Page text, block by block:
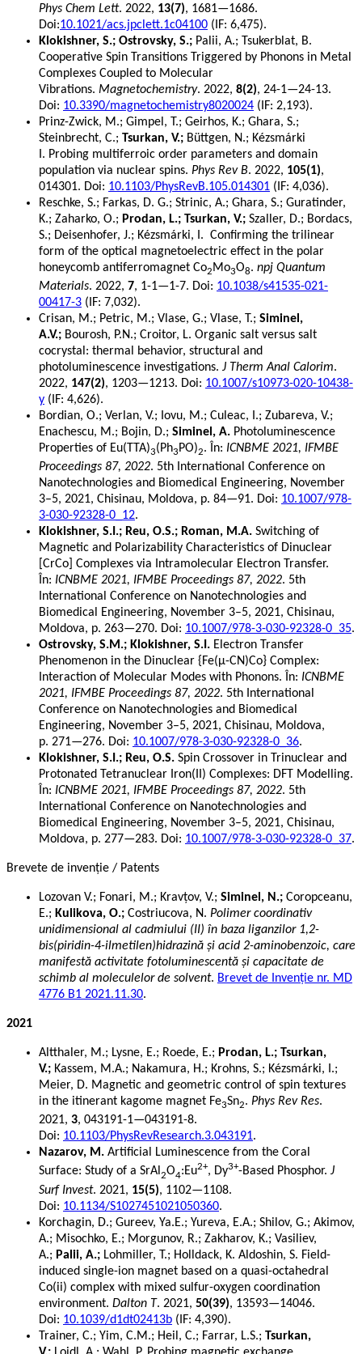
Phys Chem Lett. 2022, 13(7), 1681—1686.
Doi:10.1021/acs.jpclett.1c04100 (IF: 6,475).
Klokishner, S.; Ostrovsky, S.; Palii, A.; Tsukerblat, B.
Cooperative Spin Transitions Triggered by Phonons in Metal
Complexes Coupled to Molecular
Vibrations. Magnetochemistry. 2022, 8(2), 24-1—24-13.
Doi: 10.3390/magnetochemistry8020024 (IF: 2,193).
Prinz-Zwick, M.; Gimpel, T.; Geirhos, K.; Ghara, S.;
Steinbrecht, C.; Tsurkan, V.; Büttgen, N.; Kézsmárki
I. Probing multiferroic order parameters and domain
population via nuclear spins. Phys Rev B. 2022, 105(1),
014301. Doi: 10.1103/PhysRevB.105.014301 (IF: 4,036).
Reschke, S.; Farkas, D. G.; Strinic, A.; Ghara, S.; Guratinder,
K.; Zaharko, O.; Prodan, L.; Tsurkan, V.; Szaller, D.; Bordacs,
S.; Deisenhofer, J.; Kézsmárki, I. Confirming the trilinear
form of the optical magnetoelectric effect in the polar
honeycomb antiferromagnet Co2 Mo3O8. npj Quantum
Materials. 2022, 7, 1-1—1-7. Doi: 10.1038/s41535-021-
00417-3 (IF: 7,032).
Crisan, M.; Petric, M.; Vlase, G.; Vlase, T.; Siminel,
A.V.; Bourosh, P.N.; Croitor, L. Organic salt versus salt
cocrystal: thermal behavior, structural and
photoluminescence investigations. J Therm Anal Calorim.
2022, 147(2), 1203—1213. Doi: 10.1007/s10973-020-10438-
y (IF: 4,626).
Bordian, O.; Verlan, V.; Iovu, M.; Culeac, I.; Zubareva, V.;
Enachescu, M.; Bojin, D.; Siminel, A. Photoluminescence
Properties of Eu(TTA)3(Ph3 PO)2. În: ICNBME 2021, IFMBE
Proceedings 87, 2022. 5th International Conference on
Nanotechnologies and Biomedical Engineering, November
3–5, 2021, Chisinau, Moldova, p. 84—91. Doi: 10.1007/978-
3-030-92328-0_12.
Klokishner, S.I.; Reu, O.S.; Roman, M.A. Switching of
Magnetic and Polarizability Characteristics of Dinuclear
[CrCo] Complexes via Intramolecular Electron Transfer.
În: ICNBME 2021, IFMBE Proceedings 87, 2022. 5th
International Conference on Nanotechnologies and
Biomedical Engineering, November 3–5, 2021, Chisinau,
Moldova, p. 263—270. Doi: 10.1007/978-3-030-92328-0_35.
Ostrovsky, S.M.; Klokishner, S.I. Electron Transfer
Phenomenon in the Dinuclear {Fe(μ-CN)Co} Complex:
Interaction of Molecular Modes with Phonons. În: ICNBME
2021, IFMBE Proceedings 87, 2022. 5th International
Conference on Nanotechnologies and Biomedical
Engineering, November 3–5, 2021, Chisinau, Moldova,
p. 271—276. Doi: 10.1007/978-3-030-92328-0_36.
Klokishner, S.I.; Reu, O.S. Spin Crossover in Trinuclear and
Protonated Tetranuclear Iron(II) Complexes: DFT Modelling.
În: ICNBME 2021, IFMBE Proceedings 87, 2022. 5th
International Conference on Nanotechnologies and
Biomedical Engineering, November 3–5, 2021, Chisinau,
Moldova, p. 277—283. Doi: 10.1007/978-3-030-92328-0_37.
Brevete de invenție / Patents
Lozovan V.; Fonari, M.; Kravţov, V.; Siminel, N.; Coropceanu,
E.; Kulikova, O.; Costriucova, N. Polimer coordinativ
unidimensional al cadmiului (II) în baza liganzilor 1,2-
bis(piridin-4-ilmetilen)hidrazină şi acid 2-aminobenzoic, care
manifestă activitate fotoluminescentă şi capacitate de
schimb al moleculelor de solvent. Brevet de Invenție nr. MD
4776 B1 2021.11.30.
2021
Altthaler, M.; Lysne, E.; Roede, E.; Prodan, L.; Tsurkan,
V.; Kassem, M.A.; Nakamura, H.; Krohns, S.; Kézsmárki, I.;
Meier, D. Magnetic and geometric control of spin textures
in the itinerant kagome magnet Fe3Sn2. Phys Rev Res.
2021, 3, 043191-1—043191-8.
Doi: 10.1103/PhysRevResearch.3.043191.
Nazarov, M. Artificial Luminescence from the Coral
Surface: Study of a SrAl2O4:Eu2+, Dy3+-Based Phosphor. J
Surf Invest. 2021, 15(5), 1102—1108.
Doi: 10.1134/S1027451021050360.
Korchagin, D.; Gureev, Ya.E.; Yureva, E.A.; Shilov, G.; Akimov,
A.; Misochko, E.; Morgunov, R.; Zakharov, K.; Vasiliev,
A.; Palii, A.; Lohmiller, T.; Holldack, K. Aldoshin, S. Field-
induced single-ion magnet based on a quasi-octahedral
Co(ii) complex with mixed sulfur-oxygen coordination
environment. Dalton T. 2021, 50(39), 13593—14046.
Doi: 10.1039/d1dt02413b (IF: 4,390).
Trainer, C.; Yim, C.M.; Heil, C.; Farrar, L.S.; Tsurkan,